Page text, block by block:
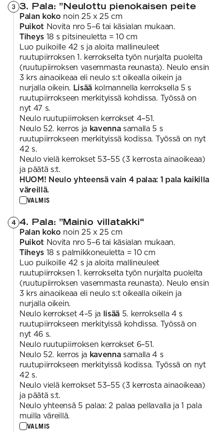
3 3. Pala: ”Neulottu pienokaisen peite
Palan koko noin 25 x 25 cm
Puikot Novita nro 5–6 tai käsialan mukaan.
Tiheys 18 s pitsineuletta = 10 cm
Luo puikoille 42 s ja aloita mallineuleet
ruutupiirroksen 1. kerrokselta työn nurjalta puolelta
(ruutupiirroksen vasemmasta reunasta). Neulo ensin
3 krs ainaoikeaa eli neulo s:t oikealla oikein ja
nurjalla oikein. Lisääkolmannella kerroksella 5 s
ruutupiirrokseen merkityissä kohdissa. Työssä on
nyt 47 s.
Neulo ruutupiirroksen kerrokset 4–51.
Neulo 52. kerros ja kavennasamalla 5 s
ruutupiirrokseen merkityissä kodissa. Työssä on nyt
42 s.
Neulo vielä kerrokset 53–55 (3 kerrosta ainaoikeaa)
ja päätä s:t.
HUOM! Neulo yhteensä vain 4 palaa: 1 pala kaikilla
väreillä.
VALMIS
4 4. Pala: ”Mainio villatakki"
Palan koko noin 25 x 25 cm
Puikot Novita nro 5–6 tai käsialan mukaan.
Tiheys 18 s palmikkoneuletta = 10 cm
Luo puikoille 42 s ja aloita mallineuleet
ruutupiirroksen 1. kerrokselta työn nurjalta puolelta
(ruutupiirroksen vasemmasta reunasta). Neulo ensin
3 krs ainaoikeaa eli neulo s:t oikealla oikein ja
nurjalla oikein.
Neulo kerrokset 4–5 ja lisää 5. kerroksella 4 s
ruutupiirrokseen merkityissä kohdissa. Työssä on
nyt 46 s.
Neulo ruutupiirroksen kerrokset 6–51.
Neulo 52. kerros ja kavennasamalla 4 s
ruutupiirrokseen merkityissä kodissa. Työssä on nyt
42 s.
Neulo vielä kerrokset 53–55 (3 kerrosta ainaoikeaa)
ja päätä s:t.
Neulo yhteensä 5 palaa: 2 palaa pellavalla ja 1 pala
muilla väreillä.
VALMIS